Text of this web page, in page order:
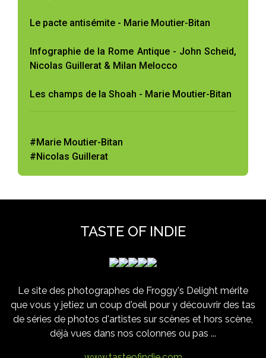
Le pacte antisémite - Marie Moutier-Bitan
Infographie de la Rome Antique - John Scheid,
Nicolas Guillerat & Milan Melocco
Les champs de la Shoah - Marie Moutier-Bitan
#Marie Moutier-Bitan
#Nicolas Guillerat
TASTE OF INDIE
Le site des photographes de Froggy's Delight mérite
que vous y jetiez un coup d'oeil pour y découvrir des tas
de séries de photos d'artistes sur scènes et hors scène,
déjà vues dans nos colonnes ou pas ...